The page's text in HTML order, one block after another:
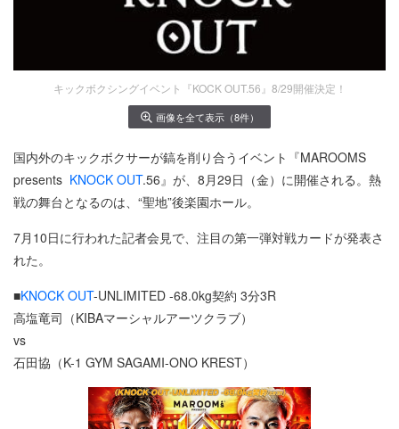
キックボクシングイベント『KOCK OUT.56』8/29開催決定！
画像を全て表示（8件）
国内外のキックボクサーが鎬を削り合うイベント『MAROOMS
presents KNOCK OUT.56』が、8月29日（金）に開催される。熱
戦の舞台となるのは、“聖地”後楽園ホール。
7月10日に行われた記者会見で、注目の第一弾対戦カードが発表さ
れた。
■KNOCK OUT-UNLIMITED -68.0kg契約 3分3R
高塩竜司（KIBAマーシャルアーツクラブ）
vs
石田協（K-1 GYM SAGAMI-ONO KREST）